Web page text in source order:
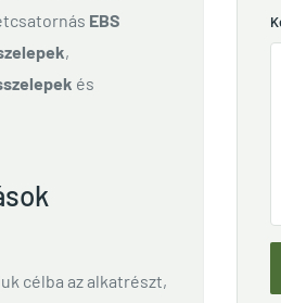
EBS
,
és
célba az alkatrészt,